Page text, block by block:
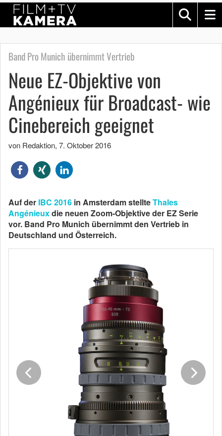
Band Pro Munich übernimmt Vertrieb
Neue EZ-Objektive von
Angénieux für Broadcast- wie
Cinebereich geeignet
von Redaktion, 7. Oktober 2016
Auf der IBC 2016 in Amsterdam stellteThales
Angénieuxdie neuen Zoom-Objektive der EZ Serie
vor. Band Pro Munich übernimmt den Vertrieb in
Deutschland und Österreich.